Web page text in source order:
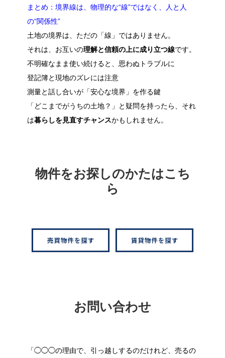
まとめ：境界線は、物理的な“線”ではなく、人と人
の“関係性”
土地の境界は、ただの「線」ではありません。
それは、お互いの理解と信頼の上に成り立つ線です。
不明確なまま使い続けると、思わぬトラブルに
登記簿と現地のズレには注意
測量と話し合いが「安心な境界」を作る鍵
「どこまでがうちの土地？」と疑問を持ったら、それ
は暮らしを見直すチャンスかもしれません。
物件をお探しのかたはこち
ら
お問い合わせ
「◯◯◯の理由で、引っ越しするのだけれど、売るの